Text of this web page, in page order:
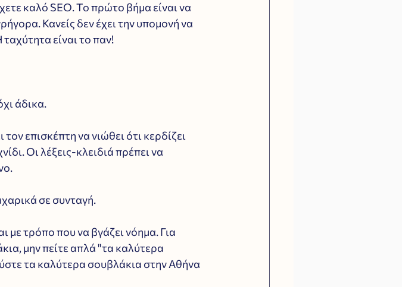
καλό SEO. Το πρώτο βήμα είναι να
Κανείς δεν έχει την υπομονή να
είναι το παν!
άδικα.
επισκέπτη να νιώθει ότι κερδίζει
Οι λέξεις-κλειδιά πρέπει να
σε συνταγή.
με τρόπο που να βγάζει νόημα. Για
μην πείτε απλά "τα καλύτερα
τα καλύτερα σουβλάκια στην Αθήνα